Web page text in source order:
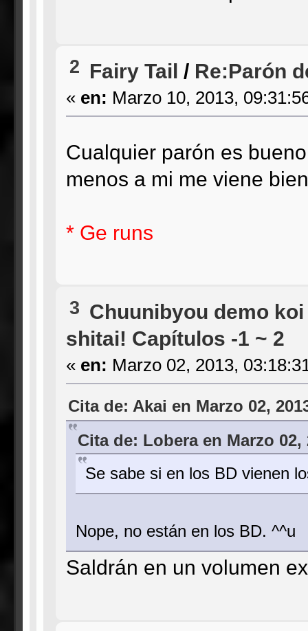
2 Fairy Tail / Re:Parón
« en: Marzo 10, 2013,
Cualquier parón es
menos a mi me viene
* Ge runs
3 Chuunibyou demo
shitai! Capítulos -1 ~ 2
« en: Marzo 02, 2013,
Cita de: Akai en Marzo 02,
Cita de: Lobera en Marzo 02,
Se sabe si en los BD vienen
Nope, no están en los BD. ^^u
Saldrán en un volumen